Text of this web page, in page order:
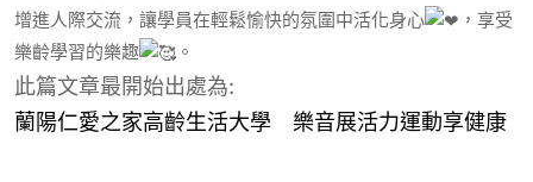
增進人際交流，讓學員在輕鬆愉快的氛圍中活化身心
，享受
樂齡學習的樂趣
。
此篇文章最開始出處為:
蘭陽仁愛之家高齡生活大學 樂音展活力運動享健康